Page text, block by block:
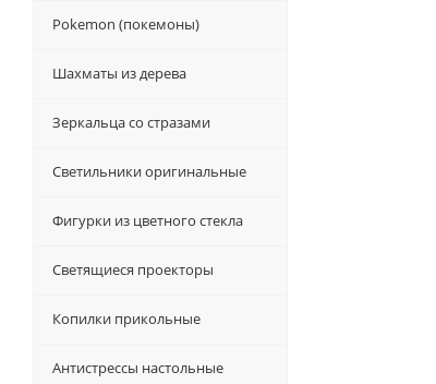
Pokemon (покемоны)
Шахматы из дерева
Зеркальца со стразами
Светильники оригинальные
Фигурки из цветного стекла
Светящиеся проекторы
Копилки прикольные
Антистрессы настольные